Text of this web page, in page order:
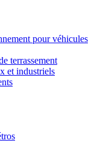
pour véhicules
terrassement
et industriels